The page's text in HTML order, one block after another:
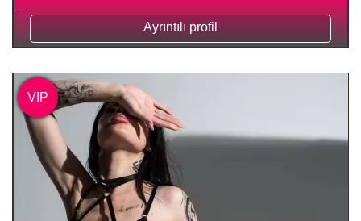
Ayrıntılı profil
VIP